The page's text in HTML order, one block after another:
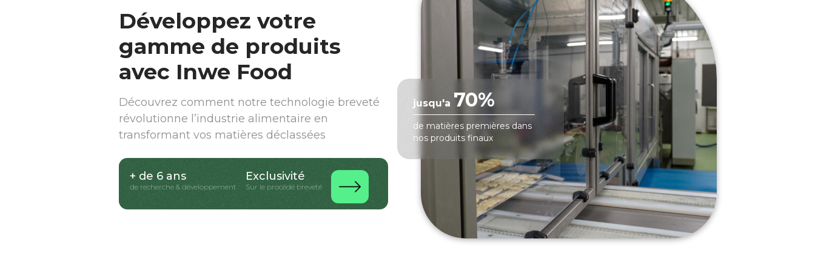
Développez votre
gamme de produits
avec Inwe Food
Découvrez comment notre technologie breveté
révolutionne l’industrie alimentaire en
transformant vos matières déclassées
+ de 6 ans
de recherche & développement
Exclusivité
Sur le procédé breveté
jusqu'a 70%
de matières premières dans
nos produits finaux